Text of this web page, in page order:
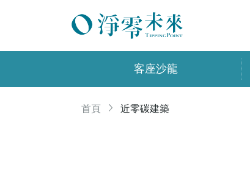
客座沙龍
首頁 近零碳建築